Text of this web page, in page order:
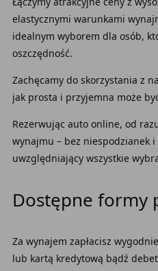
elastycznymi warunkami
idealnym wyborem dla osób,
oszczędność.
Zachęcamy do skorzystania z
jak prosta i przyjemna może
Rezerwując auto online, od
wynajmu – bez niespodzianek i
uwzględniający wszystkie
Dostępne formy
Za wynajem zapłacisz
lub kartą kredytową bądź